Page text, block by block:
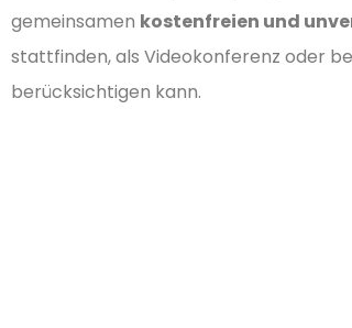
gemeinsamen kostenfreien und
stattfinden, als Videokonferenz oder
berücksichtigen kann.